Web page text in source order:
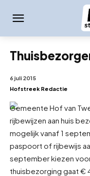
6 juli 2015
Hofstreek Redactie
Gemeente Hof van
rijbewijzen aan huis
mogelijk vanaf 1
paspoort of rijbewijs
september kiezen
thuisbezorging gaat €